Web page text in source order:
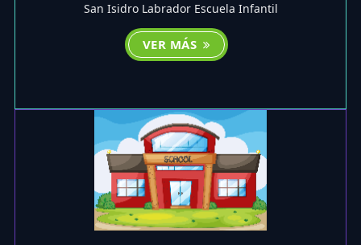
San Isidro Labrador Escuela Infantil
VER MÁS